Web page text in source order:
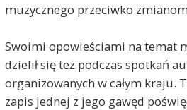
muzycznego przeciwko
Swoimi opowieściami na temat
dzielił się też podczas spotkań
organizowanych w całym kraju.
zapis jednej z jego gawęd